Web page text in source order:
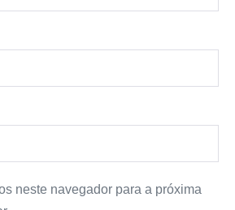
neste navegador para a próxima